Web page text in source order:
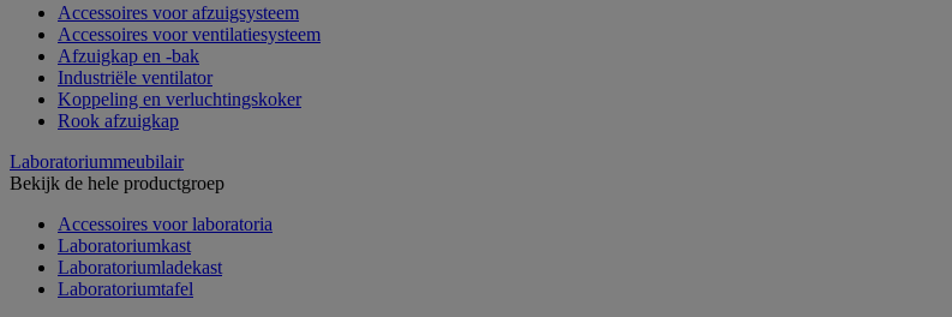
Accessoires voor afzuigsysteem
Accessoires voor ventilatiesysteem
Afzuigkap en -bak
Industriële ventilator
Koppeling en verluchtingskoker
Rook afzuigkap
Laboratoriummeubilair
Bekijk de hele productgroep
Accessoires voor laboratoria
Laboratoriumkast
Laboratoriumladekast
Laboratoriumtafel